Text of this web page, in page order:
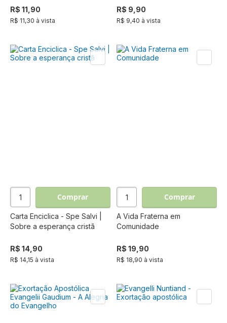
R$ 11,90
R$ 11,30 à vista
R$ 9,90
R$ 9,40 à vista
Comprar
Carta Enciclica - Spe Salvi |
Sobre a esperança cristã
R$ 14,90
R$ 14,15 à vista
Comprar
A Vida Fraterna em
Comunidade
R$ 19,90
R$ 18,90 à vista